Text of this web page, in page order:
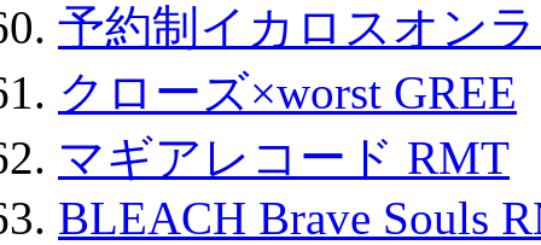
予約制イカロスオン
クローズ×worst GREE
マギアレコード RMT
BLEACH Brave Souls